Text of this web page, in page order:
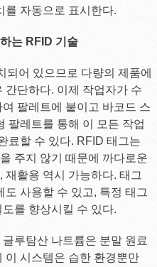
를 자동으로 표시한다.
는 RFID 기술
되어 있으므로 다량의 제품에
간단하다. 이제 작업자가 수
팔레트에 붙이고 바코드 스
팔레트를 통해 이 모든 작업
료할 수 있다. RFID 태그는
주지 않기 때문에 까다로운
재활용 역시 가능하다. 태그
사용할 수 있고, 특정 태그
를 향상시킬 수 있다.
루탐산 나트륨은 분말 원료
이 시스템은 습한 환경뿐만